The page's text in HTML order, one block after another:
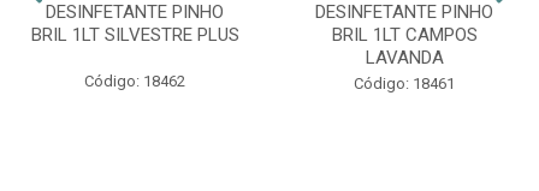
DESINFETANTE PINHO
BRIL 1LT SILVESTRE PLUS
Código: 18462
DESINFETANTE PINHO
BRIL 1LT CAMPOS
LAVANDA
Código: 18461